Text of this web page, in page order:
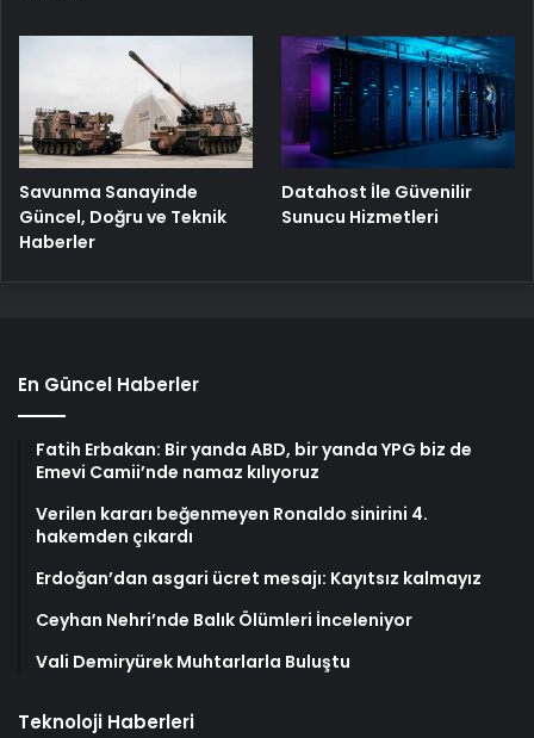
Savunma Sanayinde
Güncel, Doğru ve Teknik
Haberler
Datahost İle Güvenilir
Sunucu Hizmetleri
En Güncel Haberler
Fatih Erbakan: Bir yanda ABD, bir yanda YPG biz de
Emevi Camii’nde namaz kılıyoruz
Verilen kararı beğenmeyen Ronaldo sinirini 4.
hakemden çıkardı
Erdoğan’dan asgari ücret mesajı: Kayıtsız kalmayız
Ceyhan Nehri’nde Balık Ölümleri İnceleniyor
Vali Demiryürek Muhtarlarla Buluştu
Teknoloji Haberleri